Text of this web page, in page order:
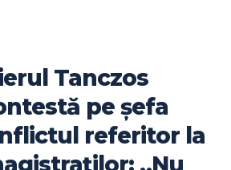
Tanczos
pe șefa
referitor la
„Nu